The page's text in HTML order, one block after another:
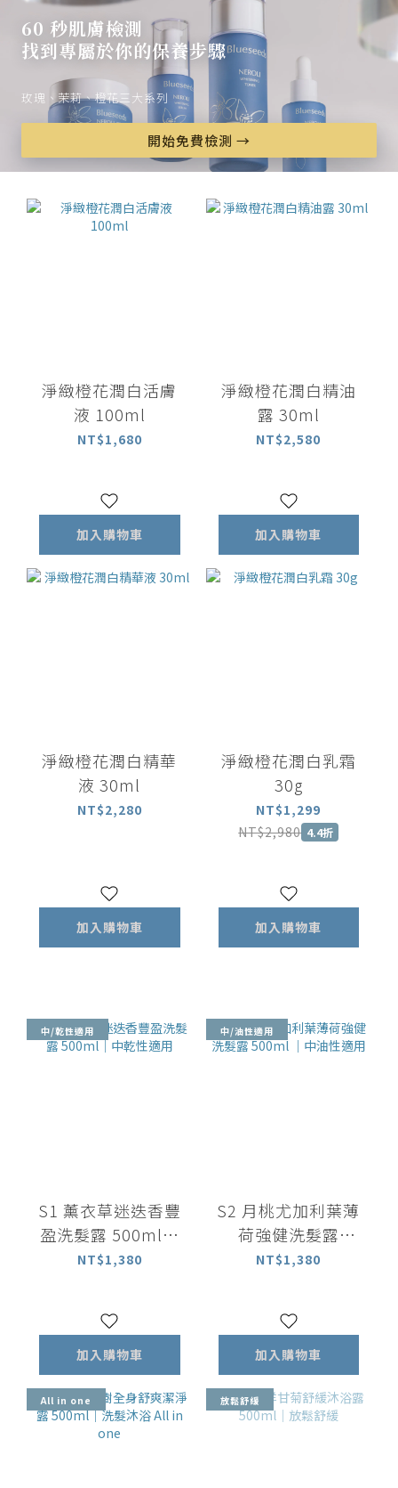
60 秒肌膚檢測
找到專屬於你的保養步驟
玫瑰、茉莉、橙花三大系列
開始免費檢測 →
淨緻橙花潤白活膚
液 100ml
NT$1,680
加入購物車
淨緻橙花潤白精油
露 30ml
NT$2,580
加入購物車
淨緻橙花潤白精華
液 30ml
NT$2,280
加入購物車
淨緻橙花潤白乳霜
30g
NT$1,299
NT$2,980 4.4折
加入購物車
中/乾性適用
S1 薰衣草迷迭香豐
盈洗髮露 500ml｜
中乾性適用
NT$1,380
加入購物車
中/油性適用
S2 月桃尤加利葉薄
荷強健洗髮露
500ml ｜中油性適
NT$1,380
加入購物車
All in one 放鬆舒緩